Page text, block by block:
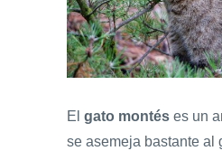
El gato montés es un
se asemeja bastante al